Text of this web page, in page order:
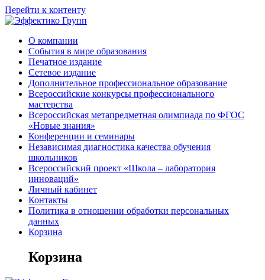
Перейти к контенту
О компании
События в мире образования
Печатное издание
Сетевое издание
Дополнительное профессиональное образование
Всероссийские конкурсы профессионального
мастерства
Всероссийская метапредметная олимпиада по ФГОС
«Новые знания»
Конференции и семинары
Независимая диагностика качества обучения
школьников
Всероссийский проект «Школа – лаборатория
инноваций»
Личный кабинет
Контакты
Политика в отношении обработки персональных
данных
Корзина
Корзина